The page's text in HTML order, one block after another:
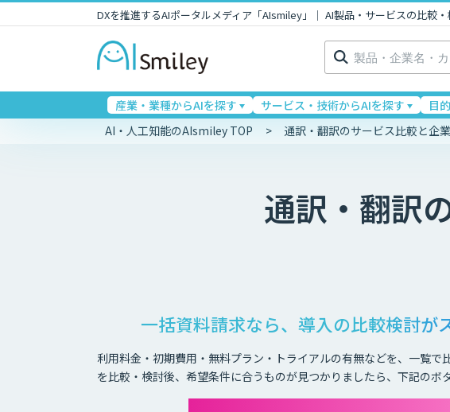
DXを推進するAIポータルメディア「AIsmiley」｜ AI製品・サービスの比較
検
索:
産業・業種からAIを探す サービス・技術からAIを探す 目
AI・人工知能のAIsmiley TOP 通訳・翻訳のサービス比較と企
通訳・翻訳
一括資料請求なら、導入の比較検討が
利用料金・初期費用・無料プラン・トライアルの有無などを、一覧で
を比較・検討後、希望条件に合うものが見つかりましたら、下記のボ